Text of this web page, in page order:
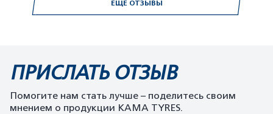
ЕЩЕ ОТЗЫВЫ
ПРИСЛАТЬ ОТЗЫВ
Помогите нам стать лучше – поделитесь своим
мнением о продукции KAMA TYRES.